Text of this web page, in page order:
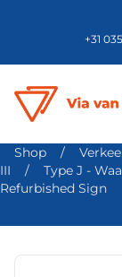
+31
Shop /
III
/ Type J -
Refurbished Sign